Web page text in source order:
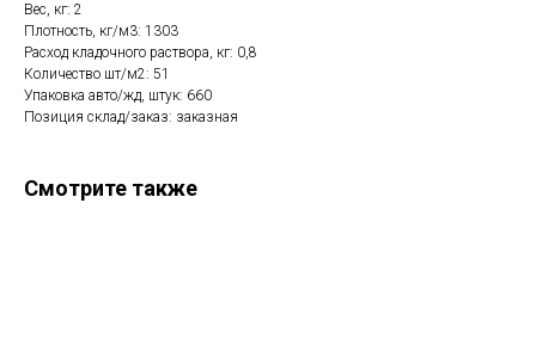
Вес, кг: 2
Плотность, кг/м3: 1303
Расход кладочного раствора, кг: 0,8
Количество шт/м2: 51
Упаковка авто/жд, штук: 660
Позиция склад/заказ: заказная
Смотрите также